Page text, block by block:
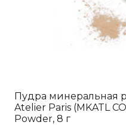
Пудра минеральная
Atelier Paris (MKATL
Powder, 8 г